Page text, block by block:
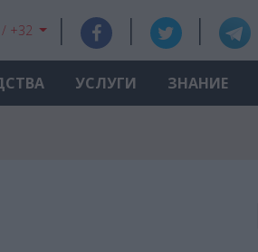
+32
УСЛУГИ ЗНАНИЕ